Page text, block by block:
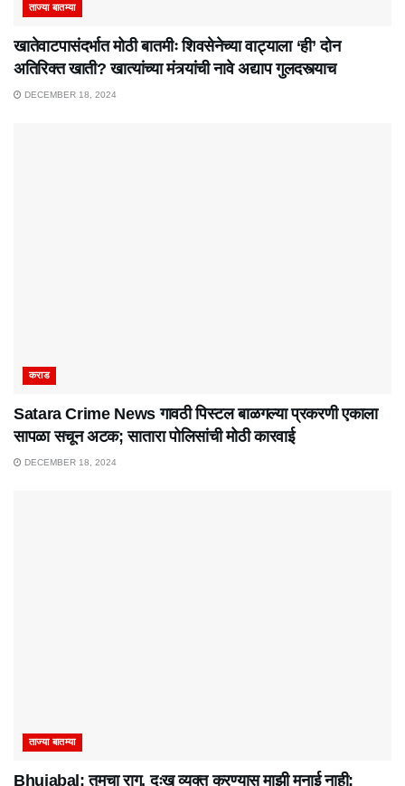
ताज्या बातम्या
खातेवाटपासंदर्भात मोठी बातमीः शिवसेनेच्या वाट्याला ‘ही’ दोन
अतिरिक्त खाती? खात्यांच्या मंत्र्यांची नावे अद्याप गुलदस्त्याच
DECEMBER 18, 2024
कराड
Satara Crime News गावठी पिस्टल बाळगल्या प्रकरणी एकाला
सापळा सचून अटक; सातारा पोलिसांची मोठी कारवाई
DECEMBER 18, 2024
ताज्या बातम्या
Bhujabal: तुमचा राग, दुःख व्यक्त करण्यास माझी मनाई नाही;